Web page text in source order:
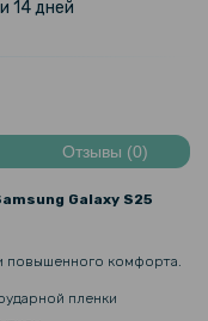
Samsung Galaxy
Galaxy S23
S23 Ultra
14 дней
Отзывы (0)
Galaxy S25
повышенного комфорта.
пленки